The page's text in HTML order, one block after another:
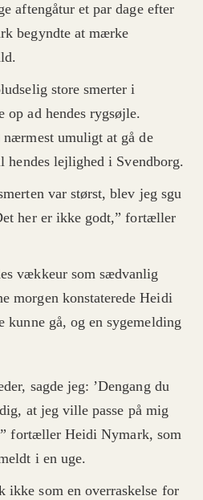
aftengåtur et par dage efter
begyndte at mærke
store smerter i
op ad hendes rygsøjle.
nærmest umuligt at gå de
hendes lejlighed i Svendborg.
var størst, blev jeg sgu
her er ikke godt,” fortæller
vækkeur som sædvanlig
morgen konstaterede Heidi
gå, og en sygemelding
sagde jeg: ’Dengang du
at jeg ville passe på mig
fortæller Heidi Nymark, som
i en uge.
ikke som en overraskelse for